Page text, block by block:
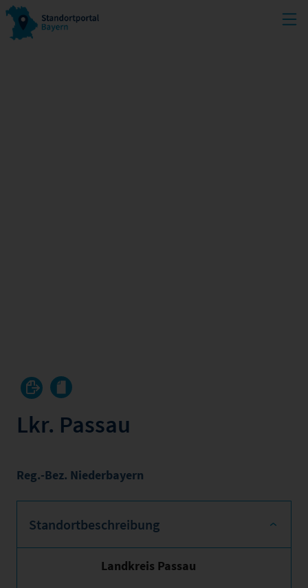
Lkr. Passau
Reg.-Bez. Niederbayern
Standortbeschreibung
Landkreis Passau